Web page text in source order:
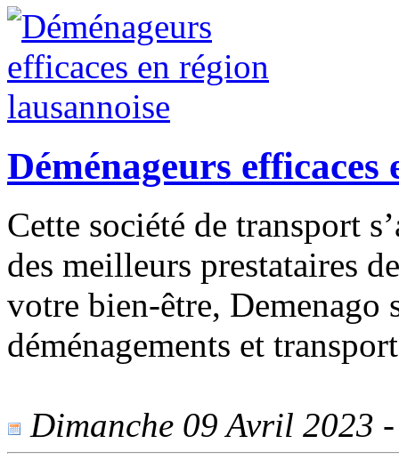
Déménageurs
Cette société de transport
des meilleurs prestataires
votre bien-être, Demenago
déménagements et
Dimanche 09 Avril 2023